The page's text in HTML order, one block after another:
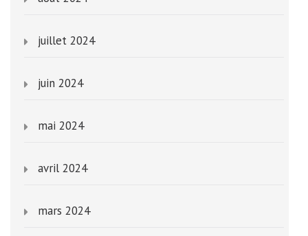
juillet 2024
juin 2024
mai 2024
avril 2024
mars 2024